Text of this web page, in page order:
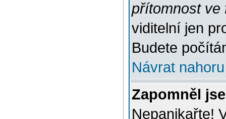
přítomnost ve
viditelní jen
Budete
Návrat nahoru
Zapomněl
Nepanikařte!